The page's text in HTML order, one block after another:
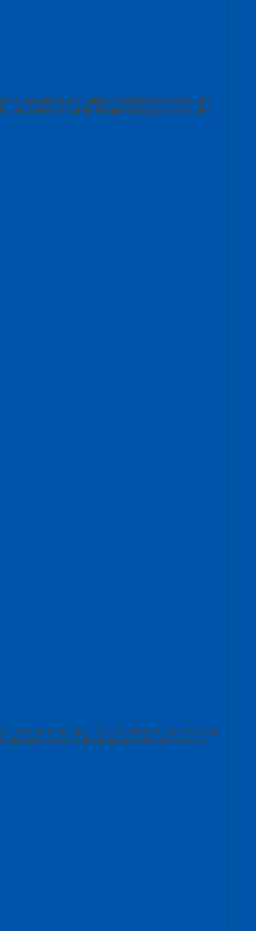
esensial seperti kalsium, magnesium, dan kalium
sehari-hari Anda. Rasakan kesegaran alami dan
Ketentuan belanja di Sembako Medan adalah sebagai
berat Untuk mengecek ketersedian, harap